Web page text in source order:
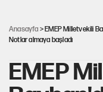
Anasayfa > EMEP Milletvekili
Notlar almaya başladı
EMEP